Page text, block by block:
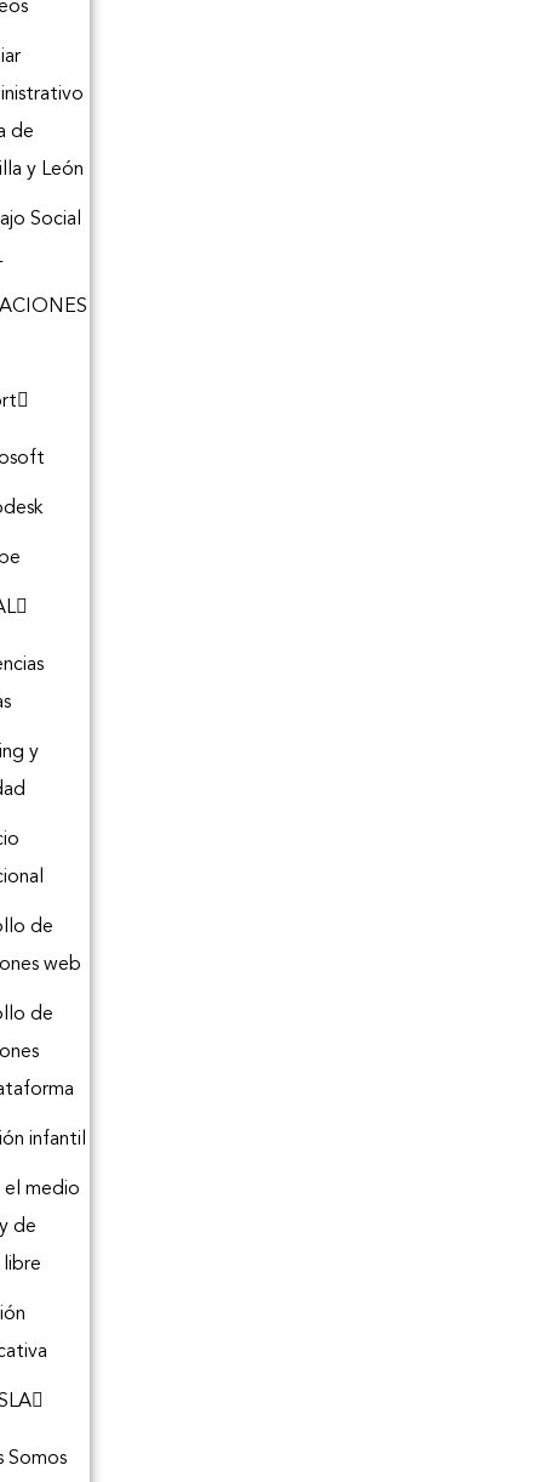
de
y León
Social
y
de
web
de
infantil
el medio
de
Somos